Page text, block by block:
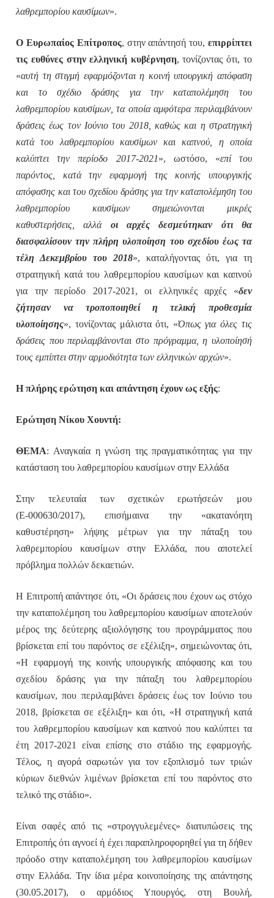
λαθρεμπορίου καυσίμων».
Ο Ευρωπαίος Επίτροπος, στην απάντησή του, επιρρίπτει
τις ευθύνες στην ελληνική κυβέρνηση, τονίζοντας ότι, το
«αυτή τη στιγμή εφαρμόζονται η κοινή υπουργική απόφαση
και το σχέδιο δράσης για την καταπολέμηση του
λαθρεμπορίου καυσίμων, τα οποία αμφότερα περιλαμβάνουν
δράσεις έως τον Ιούνιο του 2018, καθώς και η στρατηγική
κατά του λαθρεμπορίου καυσίμων και καπνού, η οποία
καλύπτει την περίοδο 2017-2021», ωστόσο, «επί του
παρόντος, κατά την εφαρμογή της κοινής υπουργικής
απόφασης και του σχεδίου δράσης για την καταπολέμηση του
λαθρεμπορίου καυσίμων σημειώνονται μικρές
καθυστερήσεις, αλλά οι αρχές δεσμεύτηκαν ότι θα
διασφαλίσουν την πλήρη υλοποίηση του σχεδίου έως τα
τέλη Δεκεμβρίου του 2018», καταλήγοντας ότι, για τη
στρατηγική κατά του λαθρεμπορίου καυσίμων και καπνού
για την περίοδο 2017-2021, οι ελληνικές αρχές «δεν
ζήτησαν να τροποποιηθεί η τελική προθεσμία
υλοποίησης», τονίζοντας μάλιστα ότι, «Όπως για όλες τις
δράσεις που περιλαμβάνονται στο πρόγραμμα, η υλοποίησή
τους εμπίπτει στην αρμοδιότητα των ελληνικών αρχών».
Η πλήρης ερώτηση και απάντηση έχουν ως εξής:
Ερώτηση Νίκου Χουντή:
ΘΕΜΑ: Αναγκαία η γνώση της πραγματικότητας για την
κατάσταση του λαθρεμπορίου καυσίμων στην Ελλάδα
Στην τελευταία των σχετικών ερωτήσεών μου
(Ε-000630/2017), επισήμαινα την «ακατανόητη
καθυστέρηση» λήψης μέτρων για την πάταξη του
λαθρεμπορίου καυσίμων στην Ελλάδα, που αποτελεί
πρόβλημα πολλών δεκαετιών.
Η Επιτροπή απάντησε ότι, «Οι δράσεις που έχουν ως στόχο
την καταπολέμηση του λαθρεμπορίου καυσίμων αποτελούν
μέρος της δεύτερης αξιολόγησης του προγράμματος που
βρίσκεται επί του παρόντος σε εξέλιξη», σημειώνοντας ότι,
«Η εφαρμογή της κοινής υπουργικής απόφασης και του
σχεδίου δράσης για την πάταξη του λαθρεμπορίου
καυσίμων, που περιλαμβάνει δράσεις έως τον Ιούνιο του
2018, βρίσκεται σε εξέλιξη» και ότι, «Η στρατηγική κατά
του λαθρεμπορίου καυσίμων και καπνού που καλύπτει τα
έτη 2017-2021 είναι επίσης στο στάδιο της εφαρμογής.
Τέλος, η αγορά σαρωτών για τον εξοπλισμό των τριών
κύριων διεθνών λιμένων βρίσκεται επί του παρόντος στο
τελικό της στάδιο».
Είναι σαφές από τις «στρογγυλεμένες» διατυπώσεις της
Επιτροπής ότι αγνοεί ή έχει παραπληροφορηθεί για τη δήθεν
πρόοδο στην καταπολέμηση του λαθρεμπορίου καυσίμων
στην Ελλάδα. Την ίδια μέρα κοινοποίησης της απάντησης
(30.05.2017), ο αρμόδιος Υπουργός, στη Βουλή,